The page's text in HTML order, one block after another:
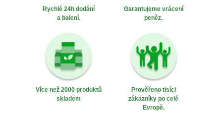
Rychlé 24h dodání
a balení.
Garantujeme vrácení
peněz.
Více než 2000 produktů
skladem
Prověřeno tisíci
zákazníky po celé
Evropě.